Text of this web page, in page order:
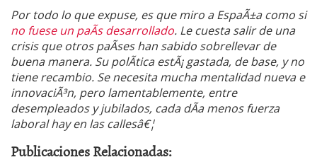
Por todo lo que expuse, es que miro a EspaÃ±a como si
no fuese un paÃ­s desarrollado. Le cuesta salir de una
crisis que otros paÃ­ses han sabido sobrellevar de
buena manera. Su polÃ­tica estÃ¡ gastada, de base, y no
tiene recambio. Se necesita mucha mentalidad nueva e
innovaciÃ³n, pero lamentablemente, entre
desempleados y jubilados, cada dÃ­a menos fuerza
laboral hay en las callesâ€¦
Publicaciones Relacionadas: